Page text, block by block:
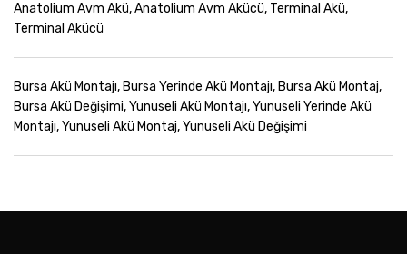
Anatolium Avm Akü, Anatolium Avm Akücü, Terminal Akü,
Terminal Akücü
Bursa Akü Montajı, Bursa Yerinde Akü Montajı, Bursa Akü Montaj,
Bursa Akü Değişimi, Yunuseli Akü Montajı, Yunuseli Yerinde Akü
Montajı, Yunuseli Akü Montaj, Yunuseli Akü Değişimi